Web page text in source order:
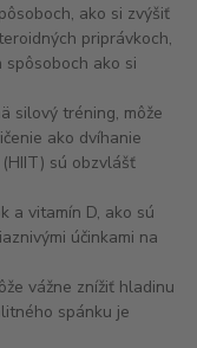
ako si zvýšiť
priprávkoch,
ako si
silový tréning, môže
ako dvíhanie
sú obzvlášť
a vitamín D, ako sú
účinkami na
vážne znížiť hladinu
spánku je